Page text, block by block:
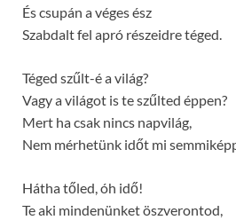
És csupán a véges ész
Szabdalt fel apró részeidre téged.
Téged szűlt-é a világ?
Vagy a világot is te szűlted éppen?
Mert ha csak nincs napvilág,
Nem mérhetünk időt mi
Hátha tőled, óh idő!
Te aki mindenünket öszverontod,